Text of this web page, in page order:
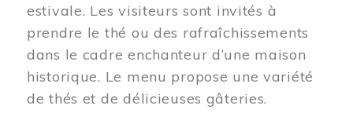
estivale. Les visiteurs sont invités à
prendre le thé ou des rafraîchissements
dans le cadre enchanteur d’une maison
historique. Le menu propose une variété
de thés et de délicieuses gâteries.